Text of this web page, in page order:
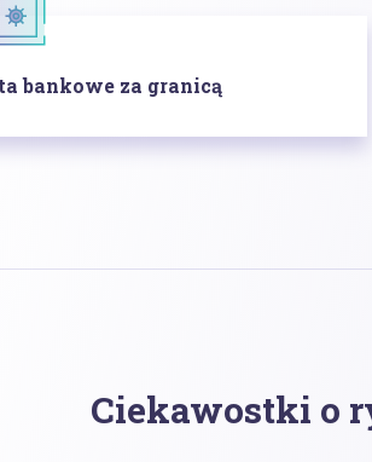
bankowe za granicą
Ciekawostki o